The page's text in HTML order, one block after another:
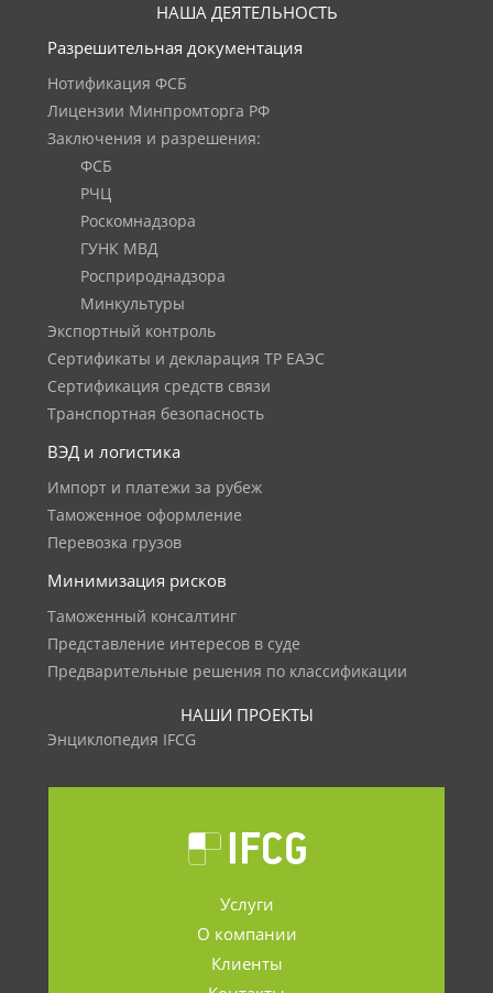
НАША ДЕЯТЕЛЬНОСТЬ
Разрешительная документация
Нотификация ФСБ
Лицензии Минпромторга РФ
Заключения и разрешения:
ФСБ
РЧЦ
Роскомнадзора
ГУНК МВД
Росприроднадзора
Минкультуры
Экспортный контроль
Сертификаты и декларация ТР ЕАЭС
Сертификация средств связи
Транспортная безопасность
ВЭД и логистика
Импорт и платежи за рубеж
Таможенное оформление
Перевозка грузов
Минимизация рисков
Таможенный консалтинг
Представление интересов в суде
Предварительные решения по классификации
НАШИ ПРОЕКТЫ
Энциклопедия IFCG
Услуги
О компании
Клиенты